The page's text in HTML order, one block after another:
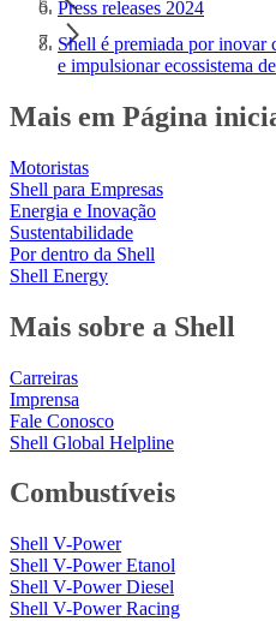
Press releases 2024
Shell é premiada por inovar
e impulsionar ecossistema
Mais em Página
Motoristas
Shell para Empresas
Energia e Inovação
Sustentabilidade
Por dentro da Shell
Shell Energy
Mais sobre a Shell
Carreiras
Imprensa
Fale Conosco
Shell Global Helpline
Combustíveis
Shell V-Power
Shell V-Power Etanol
Shell V-Power Diesel
Shell V-Power Racing